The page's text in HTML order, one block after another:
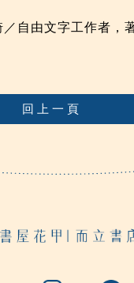
自由文字工作者，
回上一頁